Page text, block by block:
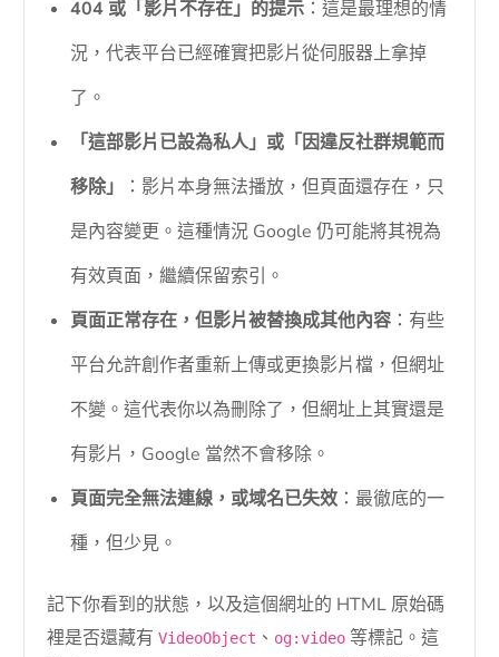
404 或「影片不存在」的提示 ：這是最理想的情
況，代表平台已經確實把影片從伺服器上拿掉
了。
「這部影片已設為私人」或「因違反社群規範而
移除」
：影片本身無法播放，但頁面還存在，只
是內容變更。這種情況 Google 仍可能將其視為
有效頁面，繼續保留索引。
頁面正常存在，但影片被替換成其他內容 ：有些
平台允許創作者重新上傳或更換影片檔，但網址
不變。這代表你以為刪除了，但網址上其實還是
有影片，Google 當然不會移除。
頁面完全無法連線，或域名已失效 ：最徹底的一
種，但少見。
記下你看到的狀態，以及這個網址的 HTML 原始碼
裡是否還藏有VideoObject 、 og:video 等標記。這